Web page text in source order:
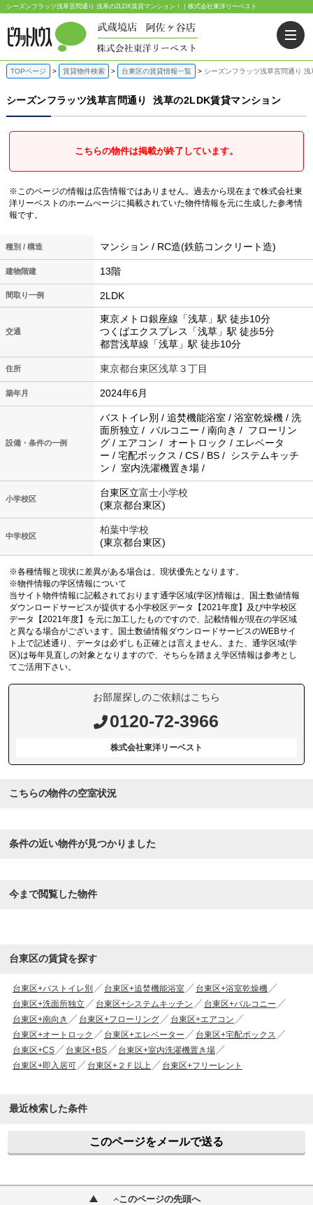
シーズンフラッツ浅草言問通り 浅草の2LDK賃貸マンション！｜株式会社東洋リーベスト
TOPページ 賃貸物件検索 台東区の賃貸情報一覧 シーズンフラッツ浅草言問通り
シーズンフラッツ浅草言問通り 浅草の2LDK賃貸マンション
こちらの物件は掲載が終了しています。
※このページの情報は広告情報ではありません。過去から現在まで株式会社東
洋リーベストのホームぺージに掲載されていた物件情報を元に生成した参考情
報です。
種別 / 構造 マンション / RC造(鉄筋コンクリート造)
建物階建 13階
間取り一例 2LDK
交通
東京メトロ銀座線「浅草」駅 徒歩10分
つくばエクスプレス「浅草」駅 徒歩5分
都営浅草線「浅草」駅 徒歩10分
住所 東京都台東区浅草３丁目
築年月 2024年6月
設備・条件の一例
バストイレ別 / 追焚機能浴室 / 浴室乾燥機 / 洗
面所独立 / バルコニー / 南向き / フローリン
グ / エアコン / オートロック / エレベータ
ー / 宅配ボックス / CS / BS / システムキッチ
ン / 室内洗濯機置き場 /
小学校区
台東区立富士小学校
(東京都台東区)
中学校区
柏葉中学校
(東京都台東区)
※各種情報と現状に差異がある場合は、現状優先となります。
※物件情報の学区情報について
当サイト物件情報に記載されております通学区域(学区)情報は、国土数値情報
ダウンロードサービスが提供する小学校区データ【2021年度】及び中学校区
データ【2021年度】を元に加工したものですので、記載情報が現在の学区域
と異なる場合がございます。国土数値情報ダウンロードサービスのWEBサイ
ト上で記述通り、データは必ずしも正確とは言えません。また、通学区域(学
区)は毎年見直しの対象となりますので、そちらを踏まえ学区情報は参考とし
てご活用下さい。
お部屋探しのご依頼はこちら
0120-72-3966
株式会社東洋リーベスト
こちらの物件の空室状況
条件の近い物件が見つかりました
今まで閲覧した物件
台東区の賃貸を探す
台東区+バストイレ別 台東区+追焚機能浴室
台東区+浴室乾燥機
台東区+洗面所独立
台東区+システムキッチン
台東区+バルコニー
台東区+南向き
台東区+フローリング
台東区+エアコン
台東区+オートロック
台東区+エレベーター
台東区+宅配ボックス
台東区+CS
台東区+BS
台東区+室内洗濯機置き場
台東区+即入居可
台東区+２Ｆ以上 台東区+フリーレント
最近検索した条件
このページをメールで送る
このページの先頭へ